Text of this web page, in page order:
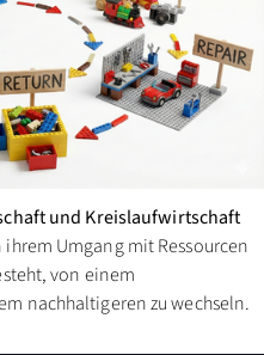
und Kreislaufwirtschaft
Umgang mit Ressourcen
von einem
nachhaltigeren zu wechseln.